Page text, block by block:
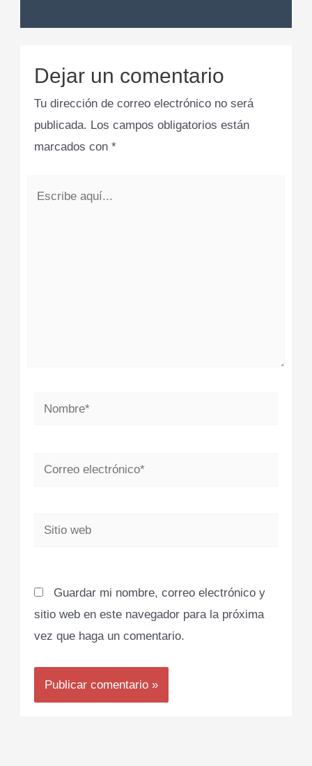
Dejar un comentario
Tu dirección de correo electrónico no será
publicada. Los campos obligatorios están
marcados con*
Nombre*
Correo
Sitio
Guardar mi nombre, correo electrónico y
sitio web en este navegador para la próxima
vez que haga un comentario.